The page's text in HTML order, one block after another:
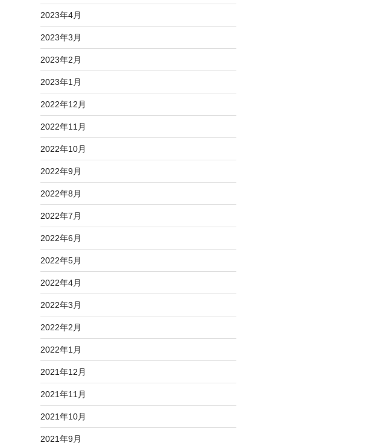
2023年4月
2023年3月
2023年2月
2023年1月
2022年12月
2022年11月
2022年10月
2022年9月
2022年8月
2022年7月
2022年6月
2022年5月
2022年4月
2022年3月
2022年2月
2022年1月
2021年12月
2021年11月
2021年10月
2021年9月